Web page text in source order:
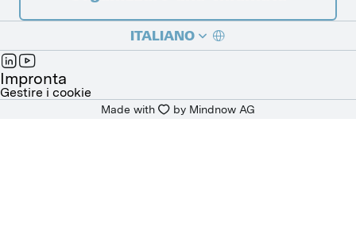
ITALIANO
FRANÇAIS
Impronta
Gestire i cookie
Made with by Mindnow AG